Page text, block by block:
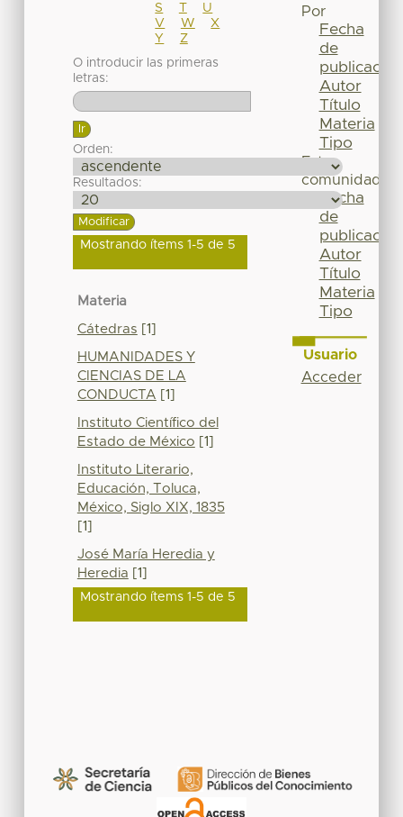
S
T
U
V
W
X
Y
Z
O introducir las primeras
letras:
Orden:
Resultados:
Mostrando ítems 1-5 de 5
Materia
Cátedras [1]
HUMANIDADES Y
CIENCIAS DE LA
CONDUCTA [1]
Instituto Científico del
Estado de México [1]
Instituto Literario,
Educación, Toluca,
México, Siglo XIX, 1835
[1]
José María Heredia y
Heredia [1]
Mostrando ítems 1-5 de 5
Por
Fecha
de
publicación
Autor
Título
Materia
Tipo
Esta
comunidad
Fecha
de
publicación
Autor
Título
Materia
Tipo
Usuario
Acceder